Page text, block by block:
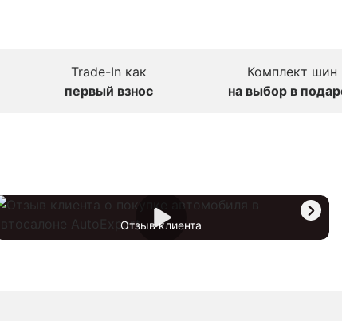
Trade-In как
первый взнос
Комплект шин
на выбор в
Отзыв клиента